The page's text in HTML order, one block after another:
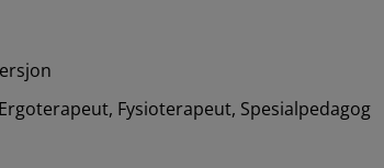
Fysioterapeut, Spesialpedagog